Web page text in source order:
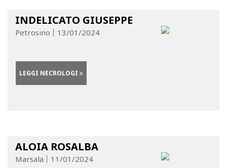
INDELICATO GIUSEPPE
Petrosino 13/01/2024
LEGGI NECROLOGI
ALOIA ROSALBA
Marsala 11/01/2024